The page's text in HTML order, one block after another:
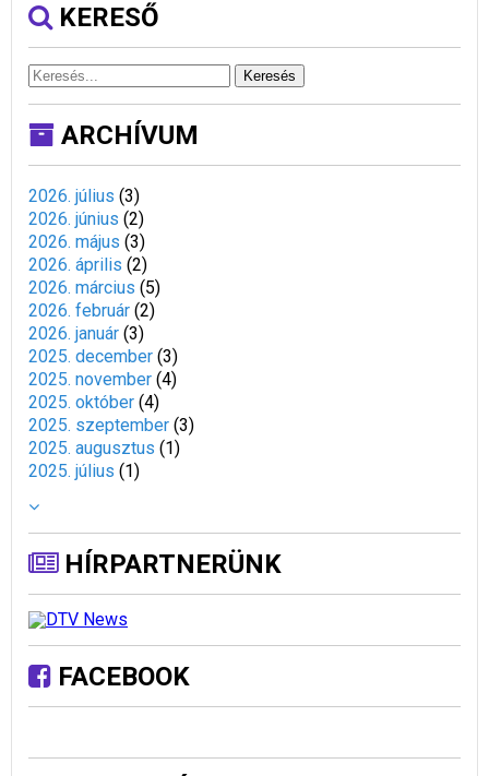
KERESŐ
Keresés
ARCHÍVUM
2026. július (3)
2026. június (2)
2026. május (3)
2026. április (2)
2026. március (5)
2026. február (2)
2026. január (3)
2025. december (3)
2025. november (4)
2025. október (4)
2025. szeptember (3)
2025. augusztus (1)
2025. július (1)
HÍRPARTNERÜNK
FACEBOOK